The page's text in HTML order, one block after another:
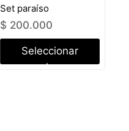
Set paraíso
$ 200.000
Seleccionar
opciones